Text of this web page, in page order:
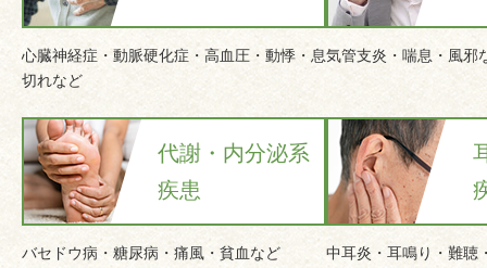
心臓神経症・動脈硬化症・高血圧・動悸・息
切れなど
気管支炎・喘息・風邪
代謝・内分泌系
疾患
バセドウ病・糖尿病・痛風・貧血など
中耳炎・耳鳴り・難聴